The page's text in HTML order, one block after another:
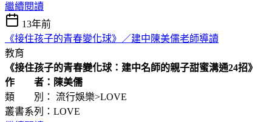
繼續閱讀
13年前
《接住孩子的青春變化球》／建中陳美儒老師導讀
教育
《接住孩子的青春變化球：建中名師的親子甜蜜溝通24招》
作 者：陳美儒
類 別： 流行娛樂>LOVE
叢書系列：LOVE